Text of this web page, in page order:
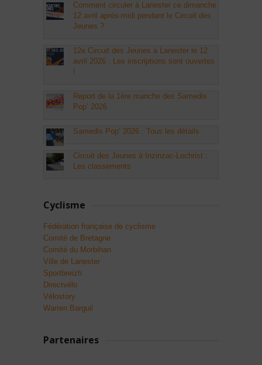
Comment circuler à Lanester ce dimanche
12 avril après-midi pendant le Circuit des
Jeunes ?
12e Circuit des Jeunes à Lanester le 12
avril 2026 : Les inscriptions sont ouvertes
!
Report de la 1ère manche des Samedis
Pop’ 2026
Samedis Pop’ 2026 : Tous les détails
Circuit des Jeunes à Inzinzac-Lochrist :
Les classements
Cyclisme
Fédération française de cyclisme
Comité de Bretagne
Comité du Morbihan
Ville de Lanester
Sportbreizh
Directvélo
Vélostory
Warren Barguil
Partenaires